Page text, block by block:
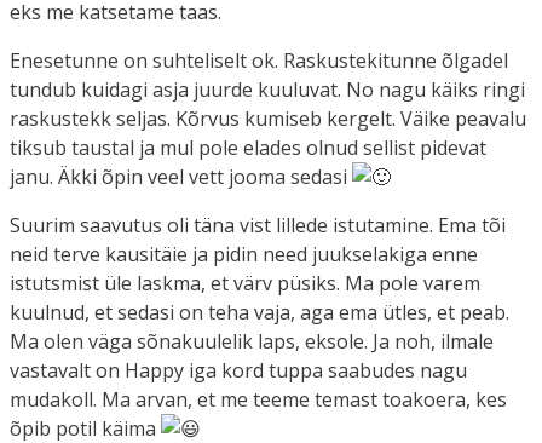
eks me katsetame taas.
Enesetunne on suhteliselt ok. Raskustekitunne õlgadel
tundub kuidagi asja juurde kuuluvat. No nagu käiks ringi
raskustekk seljas. Kõrvus kumiseb kergelt. Väike peavalu
tiksub taustal ja mul pole elades olnud sellist pidevat
janu. Äkki õpin veel vett jooma sedasi
Suurim saavutus oli täna vist lillede istutamine. Ema tõi
neid terve kausitäie ja pidin need juukselakiga enne
istutsmist üle laskma, et värv püsiks. Ma pole varem
kuulnud, et sedasi on teha vaja, aga ema ütles, et peab.
Ma olen väga sõnakuulelik laps, eksole. Ja noh, ilmale
vastavalt on Happy iga kord tuppa saabudes nagu
mudakoll. Ma arvan, et me teeme temast toakoera, kes
õpib potil käima